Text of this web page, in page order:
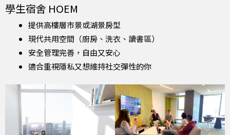
學生宿舍 HOEM
提供高樓層市景或湖景房型
現代共用空間（廚房、洗衣、讀書區）
安全管理完善，自由又安心
適合重視隱私又想維持社交彈性的你